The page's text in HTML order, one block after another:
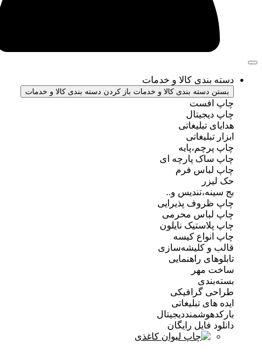
دسته بندی کالا و خدمات
بستن دسته بندی کالا و خدمات باز کردن دسته بندی کالا و خدمات
چاپ افست
چاپ دیجیتال
هدایای تبلیغاتی
ابزار تبلیغاتی
چاپ پرچم،پایه
چاپ ساک پارچه ای
چاپ لباس فرم
حک لیزر
بج سینه،تندیس و..
چاپ ظروف پذیرایی
چاپ لباس محرمی
چاپ پلاستیک نایلون
چاپ انواع کیسه
قالب و کلیشه‌سازی
تابلوهای راهنمایی
ساخت مهر
بسته‌بندی
طراحی گرافیکی
ایده های تبلیغاتی
بارکدهوشمنددیجیتال
دانلود فایل رایگان